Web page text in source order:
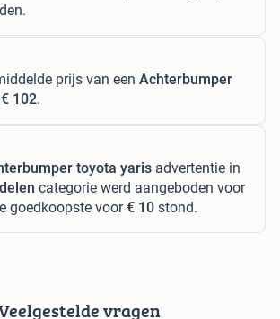
prijs van een Achterbumper
€ 102.
toyota yaris advertentie in
categorie werd aangeboden voor
goedkoopste voor€ 10 stond.
vragen